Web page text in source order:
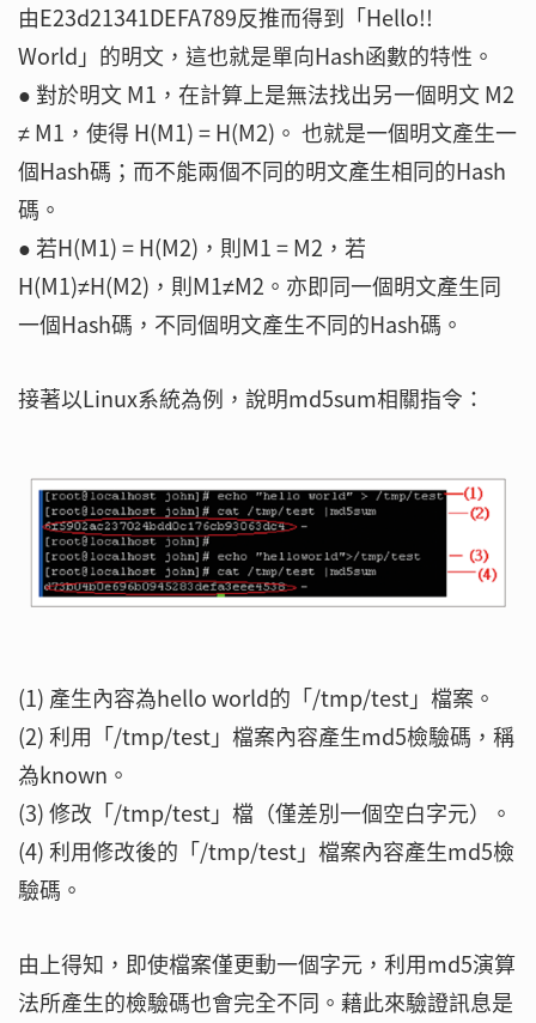
由E23d21341DEFA789反推而得到「Hello!!
World」的明文，這也就是單向Hash函數的特性。
● 對於明文 M1，在計算上是無法找出另一個明文 M2
≠ M1，使得 H(M1) = H(M2)。 也就是一個明文產生一
個Hash碼；而不能兩個不同的明文產生相同的Hash
碼。
● 若H(M1) = H(M2)，則M1 = M2，若
H(M1)≠H(M2)，則M1≠M2。亦即同一個明文產生同
一個Hash碼，不同個明文產生不同的Hash碼。
接著以Linux系統為例，說明md5sum相關指令：
(1) 產生內容為hello world的「/tmp/test」檔案。
(2) 利用「/tmp/test」檔案內容產生md5檢驗碼，稱
為known。
(3) 修改「/tmp/test」檔（僅差別一個空白字元）。
(4) 利用修改後的「/tmp/test」檔案內容產生md5檢
驗碼。
由上得知，即使檔案僅更動一個字元，利用md5演算
法所產生的檢驗碼也會完全不同。藉此來驗證訊息是